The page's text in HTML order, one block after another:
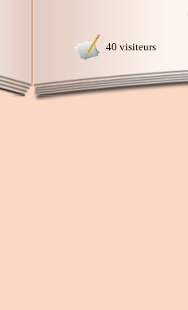
40 visiteurs